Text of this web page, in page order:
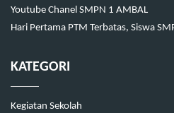
Youtube Chanel SMPN 1 AMBAL
Hari Pertama PTM Terbatas, Siswa
KATEGORI
Kegiatan Sekolah